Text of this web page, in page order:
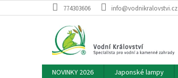
na
774303606 info@vodnikralovstvi.cz
NOVINKY 2026 Japonské lampy